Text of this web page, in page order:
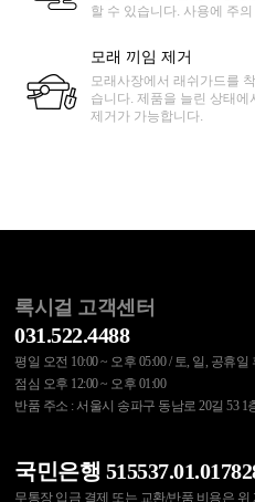
할 수 있습니다. 사용에 주
모래 끼임 제거
모래사장에서 래쉬가드를
습니다. 제품을 늘린 상태에
제거가 가능합니다.
록시걸 고객센터
031.522.4488
평일 오전 10:00 ~ 오후 05:00 / 토, 일, 공휴일
점심 오후 12:00 ~ 오후 01:00
반품 주소 : 서울시 송파구 동남로 20길 53 1
국민은행
무통장 입금 결제 또는 교환/반품 비용은